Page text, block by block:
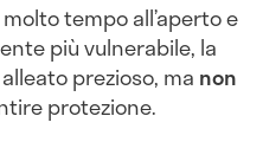
tempo all’aperto e
più vulnerabile, la
prezioso, ma non
protezione.